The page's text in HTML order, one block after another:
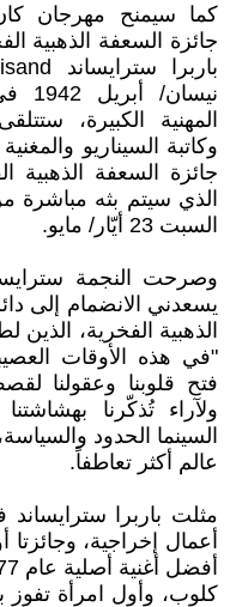
كما سيمنح مهرجان
جائزة السعفة الذهبية
المهنية الكبيرة،
وكاتبة السيناريو
جائزة السعفة الذهبية
الذي سيتم بثه
السبت 23 أيّار/ مايو.
وصرحت النجمة
يسعدني الانضمام إلى
الذهبية الفخرية، الذين
"في هذه الأوقات
فتح قلوبنا وعقولنا
ولآراء تُذكّرنا
السينما الحدود
عالم أكثر تعاطفاً.
أعمال إخراجية،